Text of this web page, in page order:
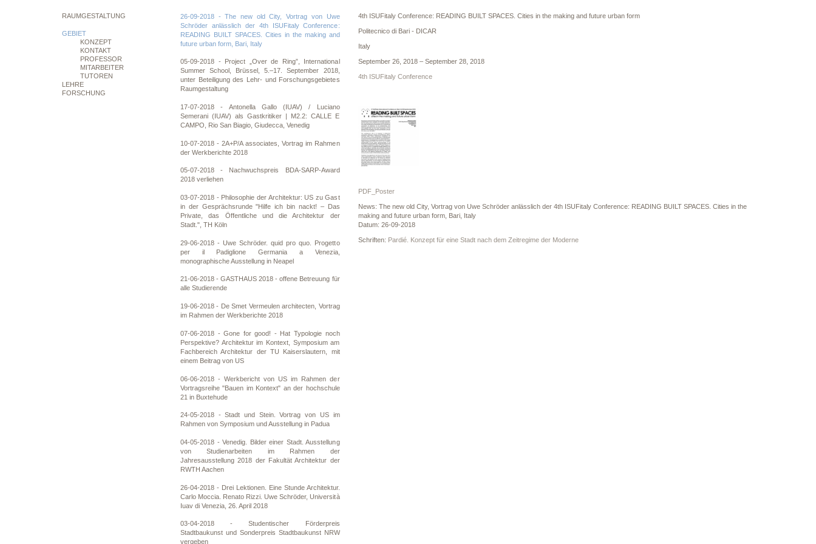
RAUMGESTALTUNG
GEBIET
KONZEPT
KONTAKT
PROFESSOR
MITARBEITER
TUTOREN
LEHRE
FORSCHUNG
26-09-2018 - The new old City, Vortrag von Uwe
Schröder anlässlich der 4th ISUFitaly Conference:
READING BUILT SPACES. Cities in the making and
future urban form, Bari, Italy
05-09-2018 - Project „Over de Ring”, International
Summer School, Brüssel, 5.–17. September 2018,
unter Beteiligung des Lehr- und Forschungsgebietes
Raumgestaltung
17-07-2018 - Antonella Gallo (IUAV) / Luciano
Semerani (IUAV) als Gastkritiker | M2.2: CALLE E
CAMPO, Rio San Biagio, Giudecca, Venedig
10-07-2018 - 2A+P/A associates, Vortrag im Rahmen
der Werkberichte 2018
05-07-2018 - Nachwuchspreis BDA-SARP-Award
2018 verliehen
03-07-2018 - Philosophie der Architektur: US zu Gast
in der Gesprächsrunde "Hilfe ich bin nackt! – Das
Private, das Öffentliche und die Architektur der
Stadt.", TH Köln
29-06-2018 - Uwe Schröder. quid pro quo. Progetto
per il Padiglione Germania a Venezia,
monographische Ausstellung in Neapel
21-06-2018 - GASTHAUS 2018 - offene Betreuung für
alle Studierende
19-06-2018 - De Smet Vermeulen architecten, Vortrag
im Rahmen der Werkberichte 2018
07-06-2018 - Gone for good! - Hat Typologie noch
Perspektive? Architektur im Kontext, Symposium am
Fachbereich Architektur der TU Kaiserslautern, mit
einem Beitrag von US
06-06-2018 - Werkbericht von US im Rahmen der
Vortragsreihe "Bauen im Kontext" an der hochschule
21 in Buxtehude
24-05-2018 - Stadt und Stein. Vortrag von US im
Rahmen von Symposium und Ausstellung in Padua
04-05-2018 - Venedig. Bilder einer Stadt. Ausstellung
von Studienarbeiten im Rahmen der
Jahresausstellung 2018 der Fakultät Architektur der
RWTH Aachen
26-04-2018 - Drei Lektionen. Eine Stunde Architektur.
Carlo Moccia. Renato Rizzi. Uwe Schröder, Università
Iuav di Venezia, 26. April 2018
03-04-2018 - Studentischer Förderpreis
Stadtbaukunst und Sonderpreis Stadtbaukunst NRW
vergeben
4th ISUFitaly Conference: READING BUILT SPACES. Cities in the making and future urban form
Politecnico di Bari - DICAR
Italy
September 26, 2018 – September 28, 2018
4th ISUFitaly Conference
PDF_Poster
News: The new old City, Vortrag von Uwe Schröder anlässlich der 4th ISUFitaly Conference: READING BUILT SPACES. Cities in the
making and future urban form, Bari, Italy
Datum: 26-09-2018
Schriften: Pardié. Konzept für eine Stadt nach dem Zeitregime der Moderne